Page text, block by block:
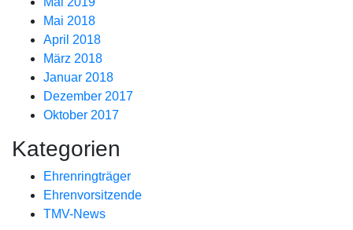
Mai 2018
April 2018
März 2018
Januar 2018
Dezember 2017
Oktober 2017
Kategorien
Ehrenringträger
Ehrenvorsitzende
TMV-News